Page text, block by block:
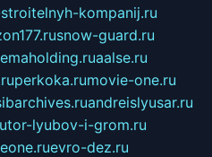
kompanij.ru
snow-guard.ru
aalse.ru
perkoka.rumovie-one.ru
andreislyusar.ru
tor-lyubov-i-grom.ru
evro-dez.ru